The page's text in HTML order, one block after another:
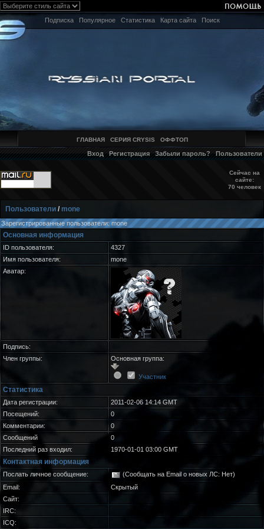
Подписка Популярное Статистика Карта сайта Поиск
ГЛАВНАЯ СЕРИЯ CRYSIS ОФФТОП
Вход Регистрация Забыли пароль? Пользователи
Сейчас на
сайте:
70 человек
Пользователи / mone
Зарегистрированные пользователи: mone
Основная информация
ID пользователя:
4327
Имя пользователя:
mone
Аватар:
Подпись:
Член группы:
Основная группа:
Участник
Статистика
Дата регистрации:
2011-02-06 14:14 GMT
Посещений:
0
Комментарии:
0
Сообщений
0
Последний раз входил:
1970-01-01 03:00 GMT
Контактная информация
Послать личное сообщение:
(Сообщать на Email о новых ЛС: Нет)
Email:
Скрытый
Сайт:
IRC:
ICQ: